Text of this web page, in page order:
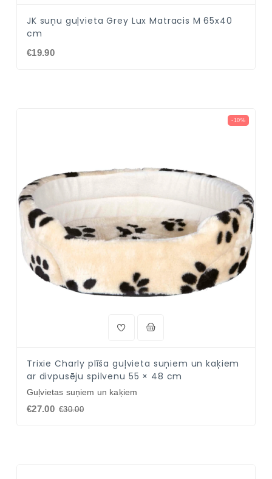
JK suņu guļvieta Grey Lux Matracis M 65x40
cm
€19.90
-10%
Trixie Charly plīša guļvieta suņiem un kaķiem
ar divpusēju spilvenu 55 × 48 cm
Guļvietas suņiem un kaķiem
€27.00 €30.00